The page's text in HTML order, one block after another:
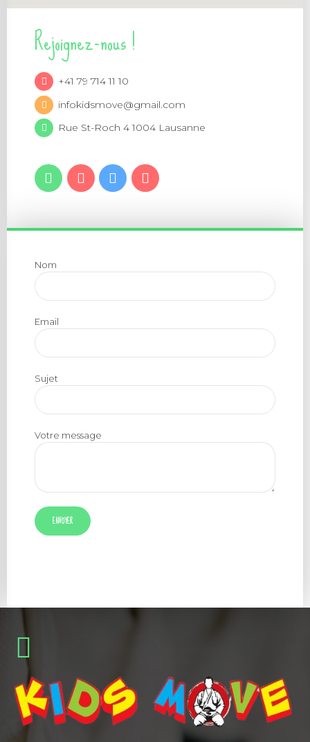
Rejoignez-nous !
+41 79 714 11 10
infokidsmove@gmail.com
Rue St-Roch 4 1004 Lausanne
Nom
Email
Sujet
Votre message